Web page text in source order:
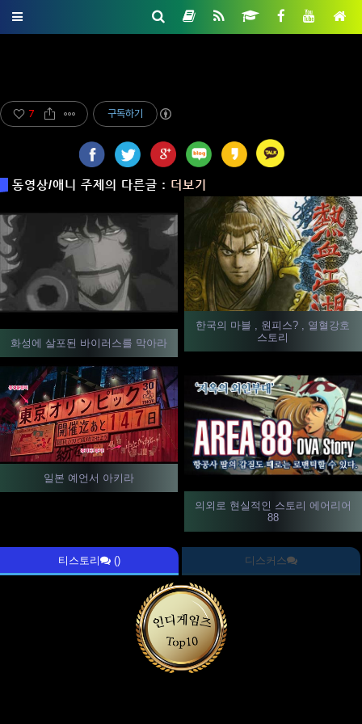
7 구독하기
동영상/애니 주제의 다른글 : 더보기
화성에 살포된 바이러스를 막아라
한국의 마블 , 원피스? , 열혈강호
스토리
의외로 현실적인 스토리 에어리어
88
일본 예언서 아키라
티스토리 () 디스커스